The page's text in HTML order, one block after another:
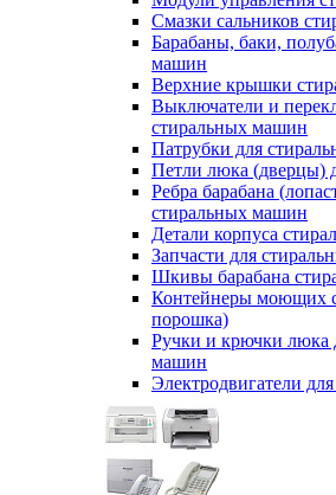
Смазки сальников
Барабаны, баки,
машин
Верхние крышки
Выключатели и
стиральных машин
Патрубки для
Петли люка (дверцы)
Ребра барабана
стиральных машин
Детали корпуса
Запчасти для
Шкивы барабана
Контейнеры моющих
порошка)
Ручки и крючки люка
машин
Электродвигатели